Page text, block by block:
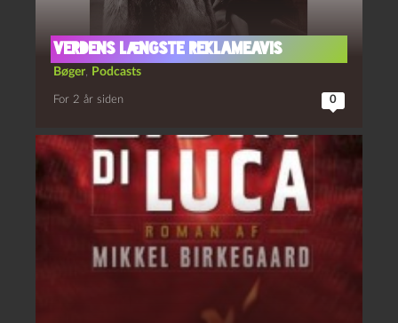
verdens længste reklameavis
Bøger Podcasts
For 2 år siden 0